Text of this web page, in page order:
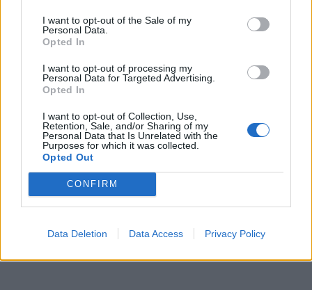
I want to opt-out of the Sale of my
Personal Data.
Opted In
I want to opt-out of processing my
Personal Data for Targeted Advertising.
Opted In
I want to opt-out of Collection, Use,
Retention, Sale, and/or Sharing of my
Personal Data that Is Unrelated with the
Purposes for which it was collected.
Opted Out
CONFIRM
Data Deletion Data Access Privacy Policy